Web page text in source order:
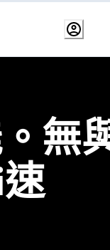
無